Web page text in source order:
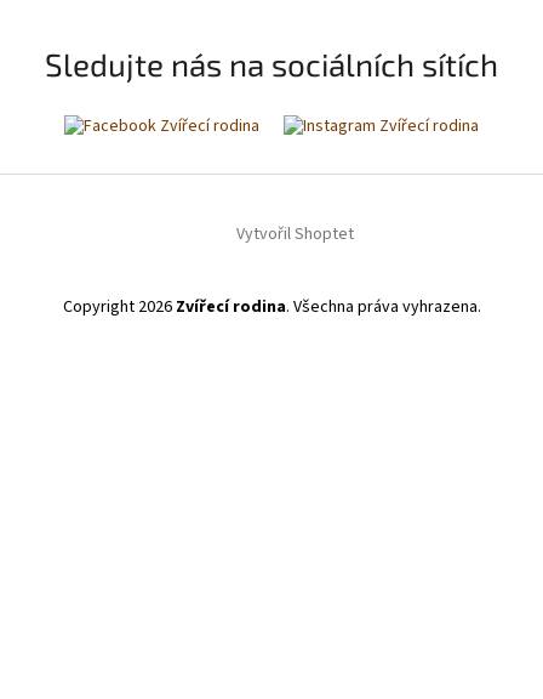
Sledujte nás na sociálních sítích
Vytvořil Shoptet
Copyright 2026 Zvířecí rodina. Všechna práva vyhrazena.